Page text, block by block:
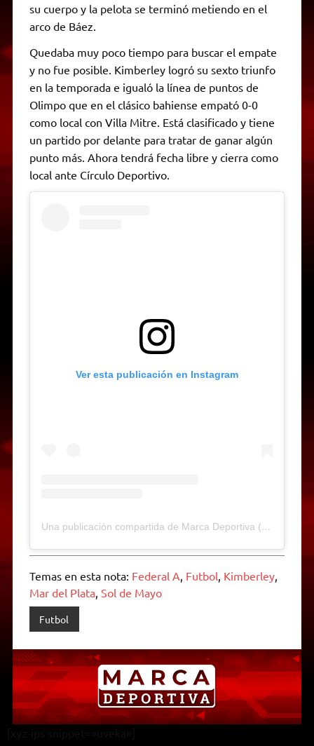
su cuerpo y la pelota se terminó metiendo en el
arco de Báez.
Quedaba muy poco tiempo para buscar el empate
y no fue posible. Kimberley logró su sexto triunfo
en la temporada e igualó la línea de puntos de
Olimpo que en el clásico bahiense empató 0-0
como local con Villa Mitre. Está clasificado y tiene
un partido por delante para tratar de ganar algún
punto más. Ahora tendrá fecha libre y cierra como
local ante Círculo Deportivo.
Ver esta publicación en Instagram
Una publicación compartida de Marca Deportiva (@marcadeportivamdp)
Temas en esta nota: Federal A, Futbol, Kimberley,
Mar del Plata, Sol de Mayo
Futbol